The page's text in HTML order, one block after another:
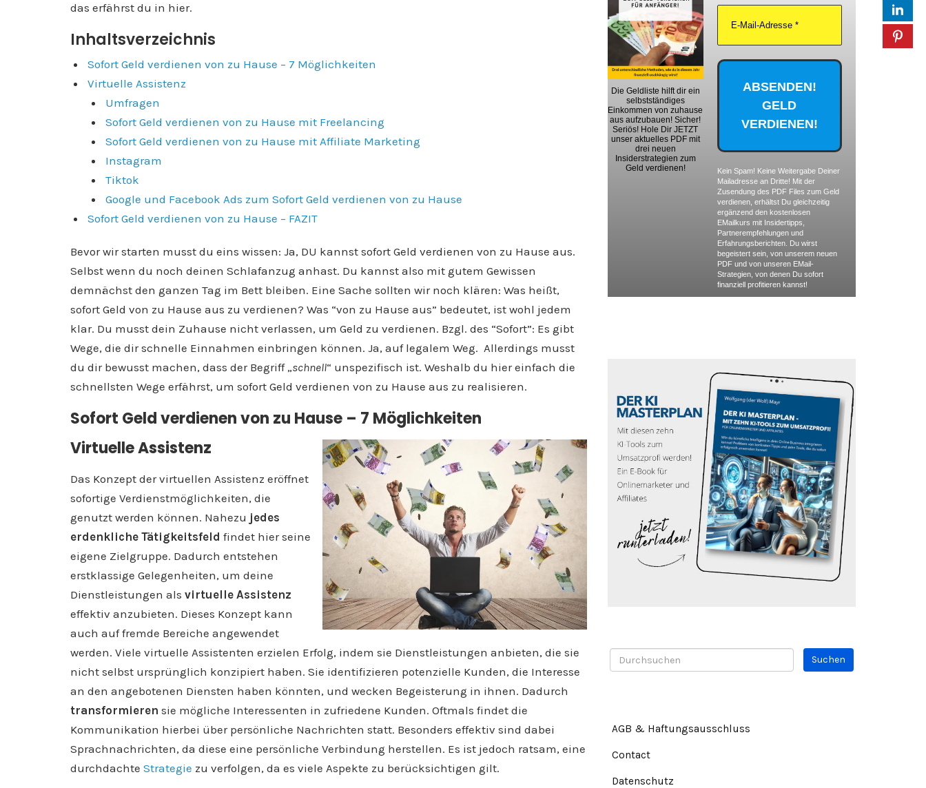
das erfährst du in hier.
Inhaltsverzeichnis
Sofort Geld verdienen von zu Hause – 7 Möglichkeiten
Virtuelle Assistenz
Umfragen
Sofort Geld verdienen von zu Hause mit Freelancing
Sofort Geld verdienen von zu Hause mit Affiliate Marketing
Instagram
Tiktok
Google und Facebook Ads zum Sofort Geld verdienen von zu Hause
Sofort Geld verdienen von zu Hause – FAZIT
Bevor wir starten musst du eins wissen: Ja, DU kannst sofort Geld verdienen von zu Hause aus.
Selbst wenn du noch deinen Schlafanzug anhast. Du kannst also mit gutem Gewissen
demnächst den ganzen Tag im Bett bleiben. Eine Sache sollten wir noch klären: Was heißt,
sofort Geld von zu Hause aus zu verdienen? Was “von zu Hause aus” bedeutet, ist wohl jedem
klar. Du musst dein Zuhause nicht verlassen, um Geld zu verdienen. Bzgl. des “Sofort”: Es gibt
Wege, die dir schnelle Einnahmen einbringen können. Ja, auf legalem Weg. Allerdings musst
du dir bewusst machen, dass der Begriff „schnell“ unspezifisch ist. Weshalb du hier einfach die
schnellsten Wege erfährst, um sofort Geld verdienen von zu Hause aus zu realisieren.
Sofort Geld verdienen von zu Hause – 7 Möglichkeiten
Virtuelle Assistenz
Das Konzept der virtuellen Assistenz eröffnet
sofortige Verdienstmöglichkeiten, die
genutzt werden können. Nahezu jedes
erdenkliche Tätigkeitsfeld findet hier seine
eigene Zielgruppe. Dadurch entstehen
erstklassige Gelegenheiten, um deine
Dienstleistungen als virtuelle Assistenz
effektiv anzubieten. Dieses Konzept kann
auch auf fremde Bereiche angewendet
werden. Viele virtuelle Assistenten erzielen Erfolg, indem sie Dienstleistungen anbieten, die sie
nicht selbst ursprünglich konzipiert haben. Sie identifizieren potenzielle Kunden, die Interesse
an den angebotenen Diensten haben könnten, und wecken Begeisterung in ihnen. Dadurch
transformieren sie mögliche Interessenten in zufriedene Kunden. Oftmals findet die
Kommunikation hierbei über persönliche Nachrichten statt. Besonders effektiv sind dabei
Sprachnachrichten, da diese eine persönliche Verbindung herstellen. Es ist jedoch ratsam, eine
durchdachte Strategie zu verfolgen, da es viele Aspekte zu berücksichtigen gilt.
Die Geldliste hilft dir ein
selbstständiges
Einkommen von zuhause
aus aufzubauen! Sicher!
Seriös! Hole Dir JETZT
unser aktuelles PDF mit
drei neuen
Insiderstrategien zum
Geld verdienen!
Kein Spam! Keine Weitergabe Deiner
Mailadresse an Dritte! Mit der
Zusendung des PDF Files zum Geld
verdienen, erhältst Du gleichzeitig
ergänzend den kostenlosen
EMailkurs mit Insidertipps,
Partnerempfehlungen und
Erfahrungsberichten. Du wirst
begeistert sein, von unserem neuen
PDF und von unseren EMail-
Strategien, von denen Du sofort
finanziell profitieren kannst!
AGB & Haftungsausschluss
Contact
Datenschutz